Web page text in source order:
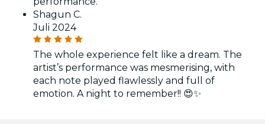
Shagun C.
Juli 2024
The whole experience felt like a dream. The
artist’s performance was mesmerising, with
each note played flawlessly and full of
emotion. A night to remember!! 😍✨